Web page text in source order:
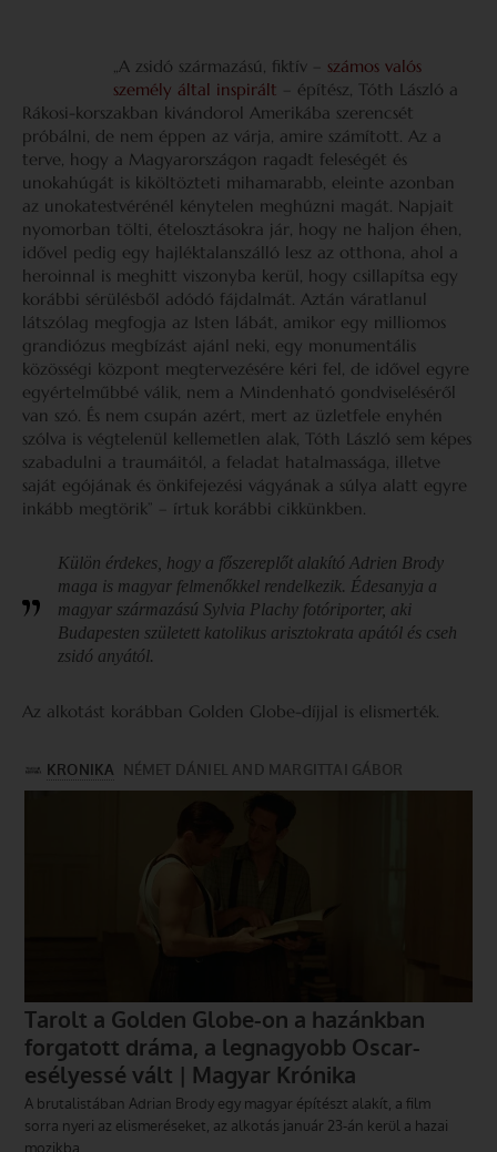
„A zsidó származású, fiktív – számos valós
személy által inspirált – építész, Tóth László a
Rákosi-korszakban kivándorol Amerikába szerencsét
próbálni, de nem éppen az várja, amire számított. Az a
terve, hogy a Magyarországon ragadt feleségét és
unokahúgát is kiköltözteti mihamarabb, eleinte azonban
az unokatestvérénél kénytelen meghúzni magát. Napjait
nyomorban tölti, ételosztásokra jár, hogy ne haljon éhen,
idővel pedig egy hajléktalanszálló lesz az otthona, ahol a
heroinnal is meghitt viszonyba kerül, hogy csillapítsa egy
korábbi sérülésből adódó fájdalmát. Aztán váratlanul
látszólag megfogja az Isten lábát, amikor egy milliomos
grandiózus megbízást ajánl neki, egy monumentális
közösségi központ megtervezésére kéri fel, de idővel egyre
egyértelműbbé válik, nem a Mindenható gondviseléséről
van szó. És nem csupán azért, mert az üzletfele enyhén
szólva is végtelenül kellemetlen alak, Tóth László sem képes
szabadulni a traumáitól, a feladat hatalmassága, illetve
saját egójának és önkifejezési vágyának a súlya alatt egyre
inkább megtörik” – írtuk korábbi cikkünkben.
Külön érdekes, hogy a főszereplőt alakító Adrien Brody
maga is magyar felmenőkkel rendelkezik. Édesanyja a
magyar származású Sylvia Plachy fotóriporter, aki
Budapesten született katolikus arisztokrata apától és cseh
zsidó anyától.
Az alkotást korábban Golden Globe-díjjal is elismerték.